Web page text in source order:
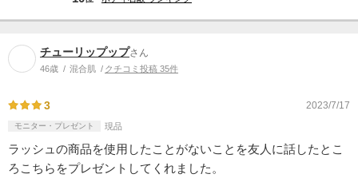
チューリップップさん
46歳 混合肌 クチコミ投稿 35件
3 2023/7/17
モニター・プレゼント 現品
ラッシュの商品を使用したことがないことを友人に話したとこ
ろこちらをプレゼントしてくれました。